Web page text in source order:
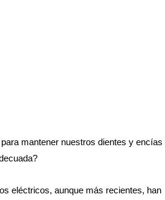
mantener nuestros dientes y encías
eléctricos, aunque más recientes, han